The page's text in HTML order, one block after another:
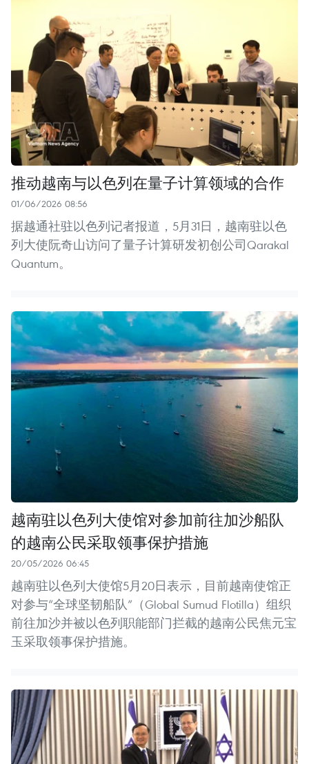
推动越南与以色列在量子计算领域的合作
01/06/2026 08:56
据越通社驻以色列记者报道，5月31日，越南驻以色
列大使阮奇山访问了量子计算研发初创公司Qarakal
Quantum。
越南驻以色列大使馆对参加前往加沙船队
的越南公民采取领事保护措施
20/05/2026 06:45
越南驻以色列大使馆5月20日表示，目前越南使馆正
对参与“全球坚韧船队”（Global Sumud Flotilla）组织
前往加沙并被以色列职能部门拦截的越南公民焦元宝
玉采取领事保护措施。